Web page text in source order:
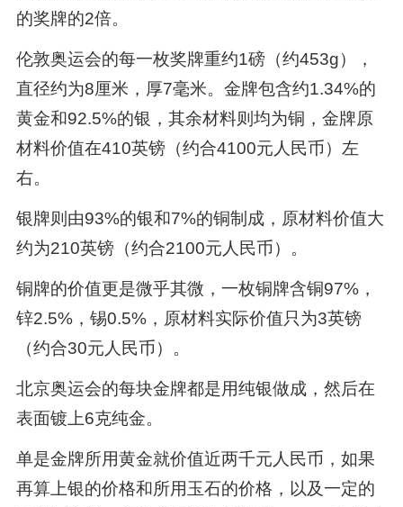
的奖牌的2倍。
伦敦奥运会的每一枚奖牌重约1磅（约453g），
直径约为8厘米，厚7毫米。金牌包含约1.34%的
黄金和92.5%的银，其余材料则均为铜，金牌原
材料价值在410英镑（约合4100元人民币）左
右。
银牌则由93%的银和7%的铜制成，原材料价值大
约为210英镑（约合2100元人民币）。
铜牌的价值更是微乎其微，一枚铜牌含铜97%，
锌2.5%，锡0.5%，原材料实际价值只为3英镑
（约合30元人民币）。
北京奥运会的每块金牌都是用纯银做成，然后在
表面镀上6克纯金。
单是金牌所用黄金就价值近两千元人民币，如果
再算上银的价格和所用玉石的价格，以及一定的